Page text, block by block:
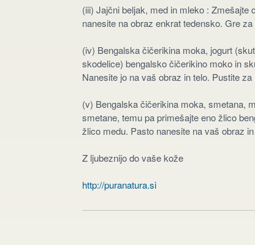
(iii) Jajčni beljak, med in mleko :
nanesite na obraz enkrat tedensko. Gre
(iv) Bengalska čičerikina moka, jogurt
skodelice) bengalsko čičerikino moko in
Nanesite jo na vaš obraz in telo. Pustite
(v) Bengalska čičerikina moka, smetana,
smetane, temu pa primešajte eno žlico
žlico medu. Pasto nanesite na vaš obraz
Z ljubeznijo do vaše kože
http://puranatura.si